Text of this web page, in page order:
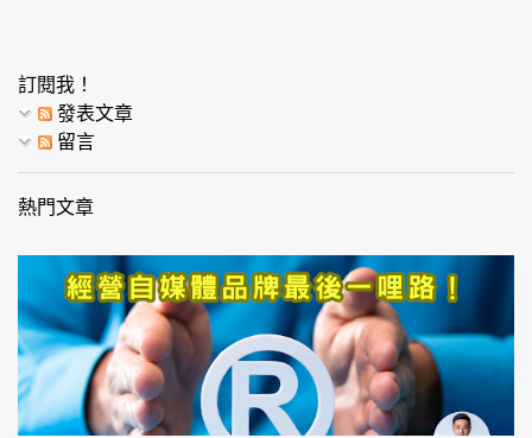
訂閱我！
發表文章
留言
熱門文章